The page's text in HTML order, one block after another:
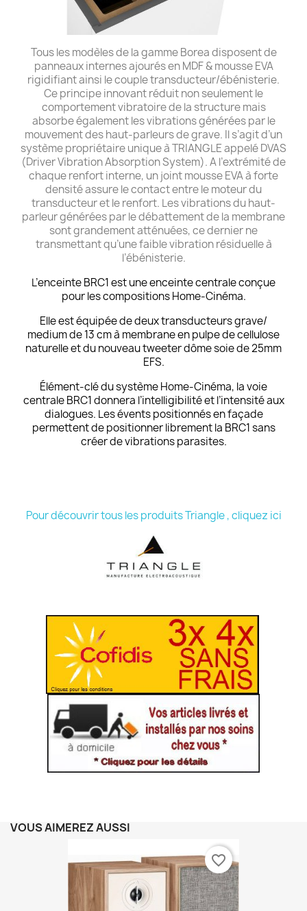
Tous les modèles de la gamme Borea disposent de
panneaux internes ajourés en MDF & mousse EVA
rigidifiant ainsi le couple transducteur/ébénisterie.
Ce principe innovant réduit non seulement le
comportement vibratoire de la structure mais
absorbe également les vibrations générées par le
mouvement des haut-parleurs de grave. Il s’agit d’un
système propriétaire unique à TRIANGLE appelé DVAS
(Driver Vibration Absorption System). A l’extrémité de
chaque renfort interne, un joint mousse EVA à forte
densité assure le contact entre le moteur du
transducteur et le renfort. Les vibrations du haut-
parleur générées par le débattement de la membrane
sont grandement atténuées, ce dernier ne
transmettant qu’une faible vibration résiduelle à
l’ébénisterie.
L’enceinte BRC1 est une enceinte centrale conçue
pour les compositions Home-Cinéma.
Elle est équipée de deux transducteurs grave/
medium de 13 cm à membrane en pulpe de cellulose
naturelle et du nouveau tweeter dôme soie de 25mm
EFS.
Élément-clé du système Home-Cinéma, la voie
centrale BRC1 donnera l’intelligibilité et l’intensité aux
dialogues. Les évents positionnés en façade
permettent de positionner librement la BRC1 sans
créer de vibrations parasites.
Pour découvrir tous les produits Triangle , cliquez ici
VOUS AIMEREZ AUSSI
favorite_border